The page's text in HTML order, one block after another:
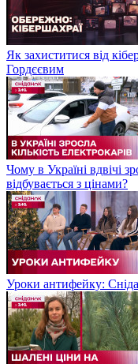
Як захиститися від
Гордєєвим
Чому в Україні вдвічі
відбувається з цінами?
Уроки антифейку: